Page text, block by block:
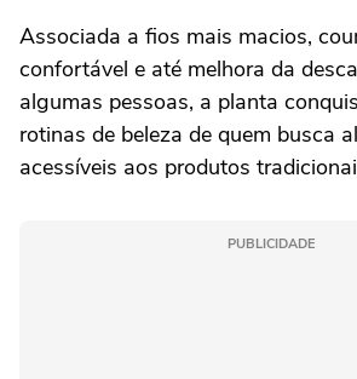
Associada a fios mais macios,
confortável e até melhora da
algumas pessoas, a planta
rotinas de beleza de quem busca
acessíveis aos produtos
PUBLICIDADE